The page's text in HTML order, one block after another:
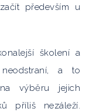
především u
školení a
a to
výběru jejich
příliš nezáleží.